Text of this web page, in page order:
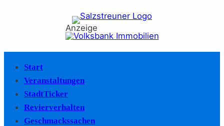
Anzeige
Start
Veranstaltungen
StadtTicker
Revierverhalten
Geschmackssachen